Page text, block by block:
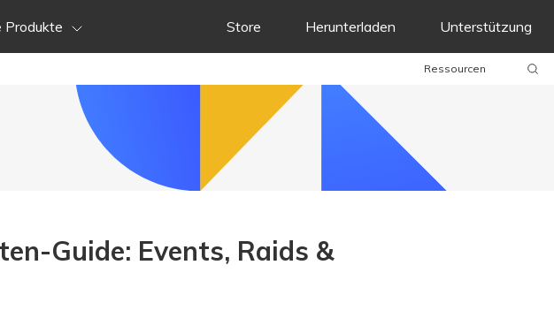
Produkte Store Herunterladen Unterstützung
Ressourcen
Guide: Events, Raids &